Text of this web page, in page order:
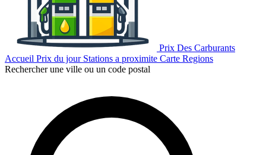
Prix Des Carburants
Accueil Prix du jour Stations a proximite Carte Regions
Rechercher une ville ou un code postal